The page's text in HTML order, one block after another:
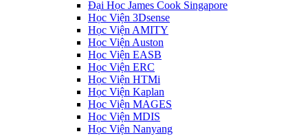
Đại Học James Cook Singapore
Học Viện 3Dsense
Học Viện AMITY
Học Viện Auston
Học Viện EASB
Học Viện ERC
Học Viện HTMi
Học Viện Kaplan
Học Viện MAGES
Học Viện MDIS
Học Viện Nanyang